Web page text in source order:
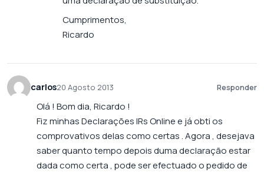
Cumprimentos,
Ricardo
carlos20 Agosto 2013 Responder
Olá ! Bom dia, Ricardo !
Fiz minhas Declarações IRs Online e já obti os
comprovativos delas como certas . Agora , desejava
saber quanto tempo depois duma declaração estar
dada como certa , pode ser efectuado o pedido de